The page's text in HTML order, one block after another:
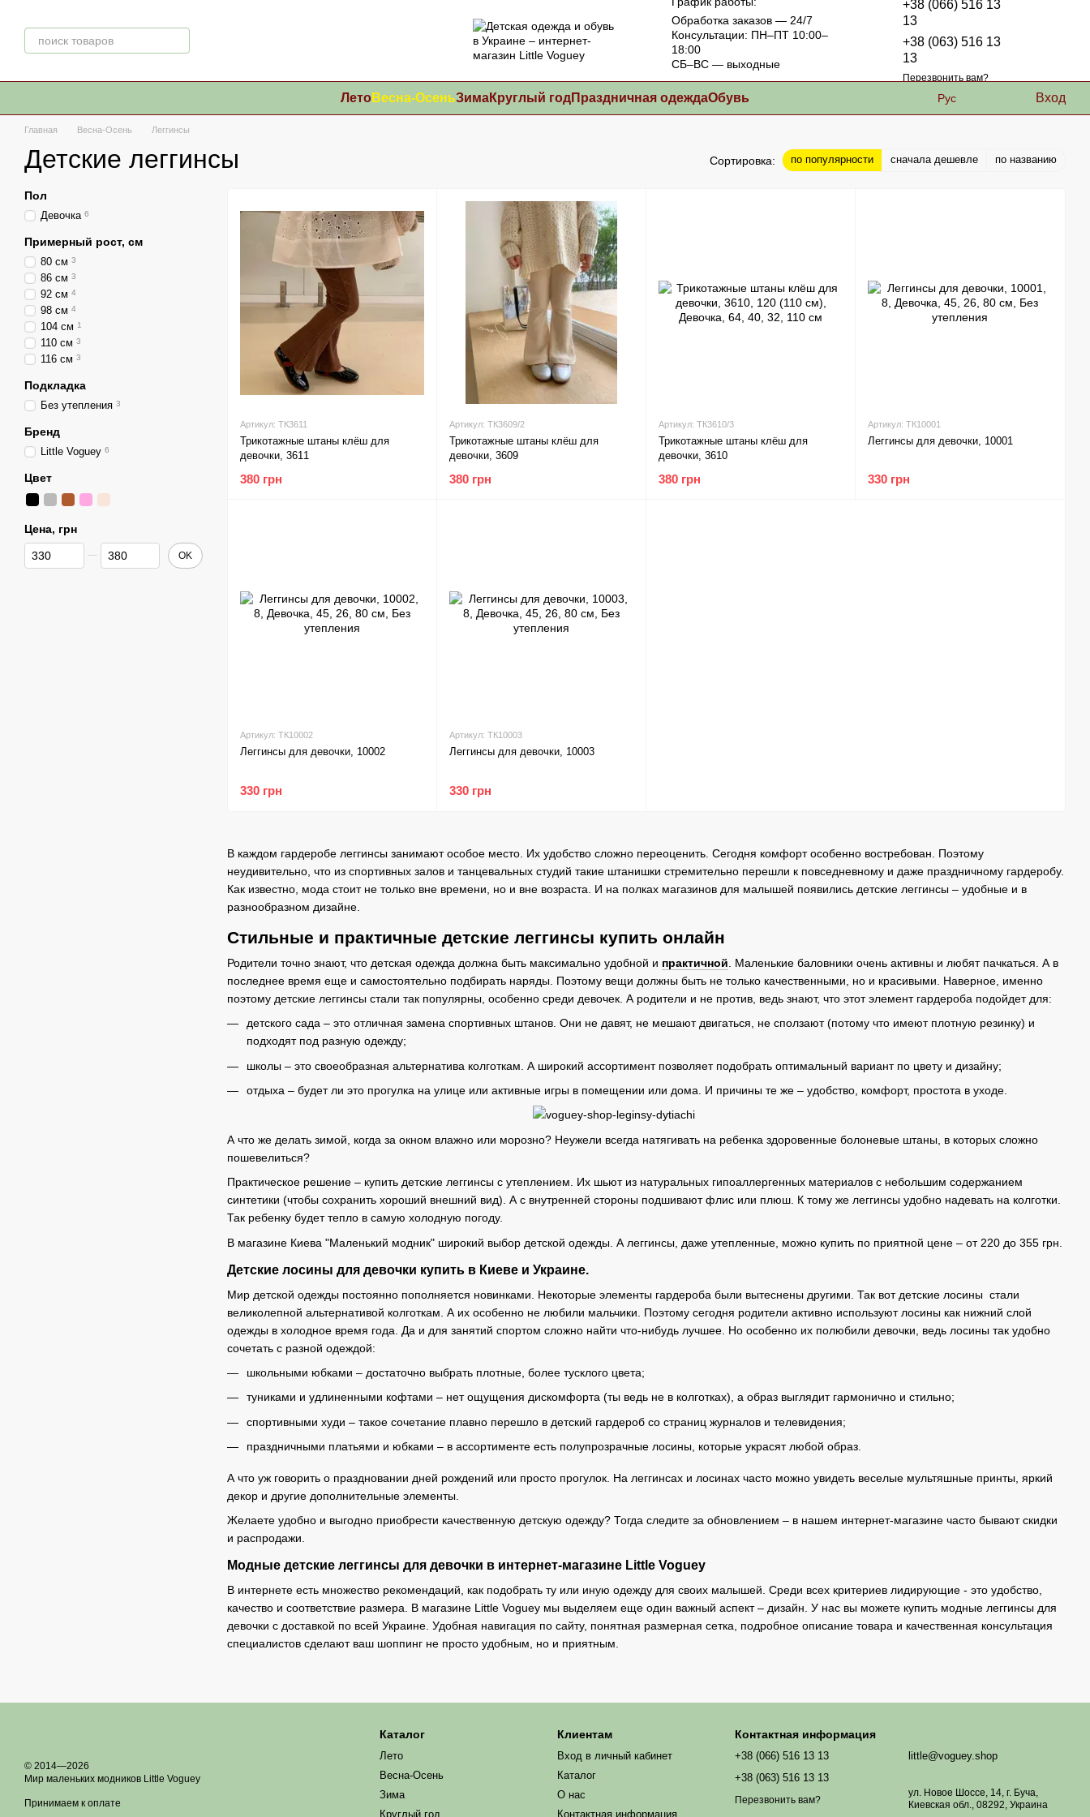
Обработка заказов — 24/7
Консультации: ПН–ПТ 10:00–
18:00
СБ–ВС — выходные
+38 (066) 516 13
13
+38 (063) 516 13
13
Перезвонить вам?
ЛетоВесна-ОсеньЗимаКруглый годПраздничная одеждаОбувь Рус Вход
Главная Весна-Осень Леггинсы
Детские леггинсы Сортировка: по популярности сначала дешевле по названию
В каждом гардеробе леггинсы занимают особое место. Их удобство сложно переоценить. Сегодня комфорт особенно востребован. Поэтому
неудивительно, что из спортивных залов и танцевальных студий такие штанишки стремительно перешли к повседневному и даже праздничному гардеробу.
Как известно, мода стоит не только вне времени, но и вне возраста. И на полках магазинов для малышей появились детские леггинсы – удобные и в
разнообразном дизайне.
Стильные и практичные детские леггинсы купить онлайн
Родители точно знают, что детская одежда должна быть максимально удобной и практичной . Маленькие баловники очень активны и любят пачкаться. А в
последнее время еще и самостоятельно подбирать наряды. Поэтому вещи должны быть не только качественными, но и красивыми. Наверное, именно
поэтому детские леггинсы стали так популярны, особенно среди девочек. А родители и не против, ведь знают, что этот элемент гардероба подойдет для:
детского сада – это отличная замена спортивных штанов. Они не давят, не мешают двигаться, не сползают (потому что имеют плотную резинку) и
подходят под разную одежду;
школы – это своеобразная альтернатива колготкам. А широкий ассортимент позволяет подобрать оптимальный вариант по цвету и дизайну;
отдыха – будет ли это прогулка на улице или активные игры в помещении или дома. И причины те же – удобство, комфорт, простота в уходе.
А что же делать зимой, когда за окном влажно или морозно? Неужели всегда натягивать на ребенка здоровенные болоневые штаны, в которых сложно
пошевелиться?
Практическое решение – купить детские леггинсы с утеплением. Их шьют из натуральных гипоаллергенных материалов с небольшим содержанием
синтетики (чтобы сохранить хороший внешний вид). А с внутренней стороны подшивают флис или плюш. К тому же леггинсы удобно надевать на колготки.
Так ребенку будет тепло в самую холодную погоду.
В магазине Киева "Маленький модник" широкий выбор детской одежды. А леггинсы, даже утепленные, можно купить по приятной цене – от 220 до 355 грн.
Детские лосины для девочки купить в Киеве и Украине.
Мир детской одежды постоянно пополняется новинками. Некоторые элементы гардероба были вытеснены другими. Так вот детские лосины стали
великолепной альтернативой колготкам. А их особенно не любили мальчики. Поэтому сегодня родители активно используют лосины как нижний слой
одежды в холодное время года. Да и для занятий спортом сложно найти что-нибудь лучшее. Но особенно их полюбили девочки, ведь лосины так удобно
сочетать с разной одеждой:
школьными юбками – достаточно выбрать плотные, более тусклого цвета;
туниками и удлиненными кофтами – нет ощущения дискомфорта (ты ведь не в колготках), а образ выглядит гармонично и стильно;
спортивными худи – такое сочетание плавно перешло в детский гардероб со страниц журналов и телевидения;
праздничными платьями и юбками – в ассортименте есть полупрозрачные лосины, которые украсят любой образ.
А что уж говорить о праздновании дней рождений или просто прогулок. На леггинсах и лосинах часто можно увидеть веселые мультяшные принты, яркий
декор и другие дополнительные элементы.
Желаете удобно и выгодно приобрести качественную детскую одежду? Тогда следите за обновлением – в нашем интернет-магазине часто бывают скидки
и распродажи.
Модные детские леггинсы для девочки в интернет-магазине Little Voguey
В интернете есть множество рекомендаций, как подобрать ту или иную одежду для своих малышей. Среди всех критериев лидирующие - это удобство,
качество и соответствие размера. В магазине Little Voguey мы выделяем еще один важный аспект – дизайн. У нас вы можете купить модные леггинсы для
девочки с доставкой по всей Украине. Удобная навигация по сайту, понятная размерная сетка, подробное описание товара и качественная консультация
специалистов сделают ваш шоппинг не просто удобным, но и приятным.
Артикул: ТК3611
Трикотажные штаны клёш для
девочки, 3611
380 грн
Артикул: ТК3609/2
Трикотажные штаны клёш для
девочки, 3609
380 грн
Артикул: ТК3610/3
Трикотажные штаны клёш для
девочки, 3610
380 грн
Артикул: ТК10001
Леггинсы для девочки, 10001
330 грн
Артикул: ТК10002
Леггинсы для девочки, 10002
330 грн
Артикул: ТК10003
Леггинсы для девочки, 10003
330 грн
Пол
Девочка 6
Примерный рост, см
80 см 3
86 см 3
92 см 4
98 см 4
104 см 1
110 см 3
116 см 3
Подкладка
Без утепления 3
Бренд
Little Voguey 6
Цвет
Цена, грн
От Цена, грн
До Цена, грн OK
© 2014—2026
Мир маленьких модников Little Voguey
Принимаем к оплате
Каталог
Лето
Весна-Осень
Зима
Круглый год
Клиентам
Вход в личный кабинет
Каталог
О нас
Контактная информация
Контактная информация
+38 (066) 516 13 13
+38 (063) 516 13 13
Перезвонить вам?
little@voguey.shop
ул. Новое Шоссе, 14, г. Буча,
Киевская обл., 08292, Украина